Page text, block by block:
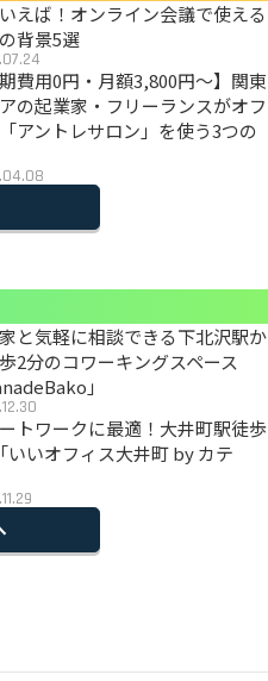
えば！オンライン会議で使える
背景5選
期費用0円・月額3,800円〜】関東
の起業家・フリーランスがオフ
アントレサロン」を使う3つの
と気軽に相談できる下北沢駅か
2分のコワーキングスペース
」
トワークに最適！大井町駅徒歩
いいオフィス大井町 by カテ